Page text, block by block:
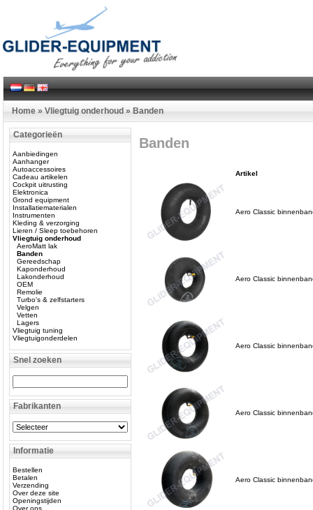
Home » Vliegtuig onderhoud » Banden
Categorieën
Aanbiedingen
Aanhanger
Autoaccessoires
Cadeau artikelen
Cockpit uitrusting
Elektronica
Grond equipment
Installatiematerialen
Instrumenten
Kleding & verzorging
Lieren / Sleep toebehoren
Vliegtuig onderhoud
AeroMatt lak
Banden
Gereedschap
Kaponderhoud
Lakonderhoud
OEM
Remolie
Turbo's & zelfstarters
Velgen
Vetten
Lagers
Vliegtuig tuning
Vliegtuigonderdelen
Snel zoeken
Fabrikanten
Informatie
Bestellen
Betalen
Verzending
Over deze site
Openingstijden
Over ons
Banden
Artikel
Aero Classic
Aero Classic
Aero Classic
Aero Classic
Aero Classic